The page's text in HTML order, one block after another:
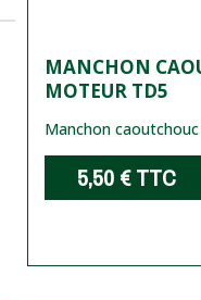
MANCHON
MOTEUR TD5
Manchon
5,50 €TTC